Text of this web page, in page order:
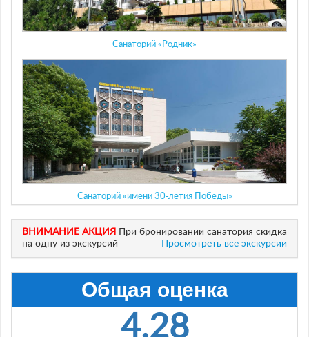
Санаторий «Родник»
Санаторий «имени 30-летия Победы»
ВНИМАНИЕ АКЦИЯ
При бронировании санатория скидка
на одну из экскурсий
Просмотреть все экскурсии
Общая оценка
4.28